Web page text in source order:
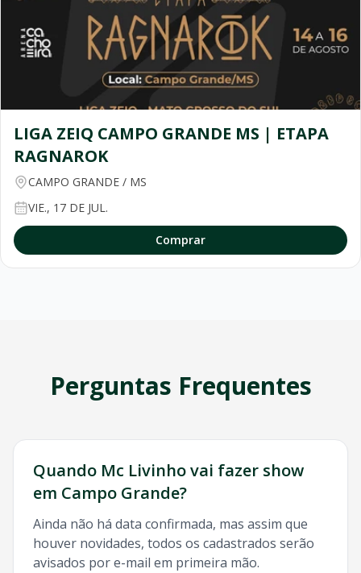
LIGA ZEIQ CAMPO GRANDE MS | ETAPA
RAGNAROK
CAMPO GRANDE / MS
VIE., 17 DE JUL.
Comprar
Perguntas Frequentes
Quando Mc Livinhovai fazer show
em Campo Grande?
Ainda não há data confirmada, mas assim que
houver novidades, todos os cadastrados serão
avisados por e-mail em primeira mão.